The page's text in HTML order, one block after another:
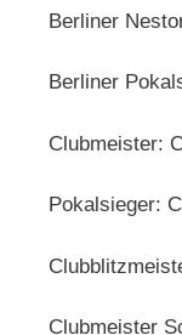
Berliner
Berliner
Clubmeister:
Pokalsieger:
Clubmeister